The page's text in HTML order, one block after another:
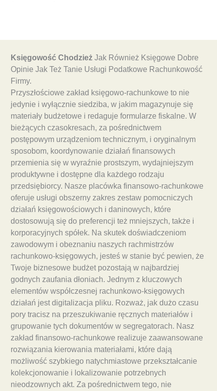
Księgowość Chodzież Jak Również Księgowe Dobre
Opinie Jak Też Tanie Usługi Podatkowe Rachunkowość
Firmy.
Przyszłościowe zakład księgowo-rachunkowe to nie
jedynie i wyłącznie siedziba, w jakim magazynuje się
materiały budżetowe i redaguje formularze fiskalne. W
bieżących czasokresach, za pośrednictwem
postępowym urządzeniom technicznym, i oryginalnym
sposobom, koordynowanie działań finansowych
przemienia się w wyraźnie prostszym, wydajniejszym
produktywne i dostępne dla każdego rodzaju
przedsiębiorcy. Nasze placówka finansowo-rachunkowe
oferuje usługi obszerny zakres zestaw pomocniczych
działań księgowościowych i daninowych, które
dostosowują się do preferencji też mniejszych, także i
korporacyjnych spółek. Na skutek doświadczeniom
zawodowym i obeznaniu naszych rachmistrzów
rachunkowo-księgowych, jesteś w stanie być pewien, że
Twoje biznesowe budżet pozostają w najbardziej
godnych zaufania dłoniach. Jednym z kluczowych
elementów współczesnej rachunkowo-księgowych
działań jest digitalizacja pliku. Rozważ, jak dużo czasu
pory tracisz na przeszukiwanie ręcznych materiałów i
grupowanie tych dokumentów w segregatorach. Nasz
zakład finansowo-rachunkowe realizuje zaawansowane
rozwiązania kierowania materiałami, które dają
możliwość szybkiego natychmiastowe przekształcanie
kolekcjonowanie i lokalizowanie potrzebnych
nieodzownych akt. Za pośrednictwem tego, nie